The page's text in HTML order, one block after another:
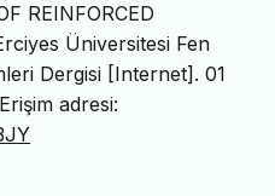
REINFORCED
Üniversitesi Fen
Dergisi [Internet]. 01
adresi: